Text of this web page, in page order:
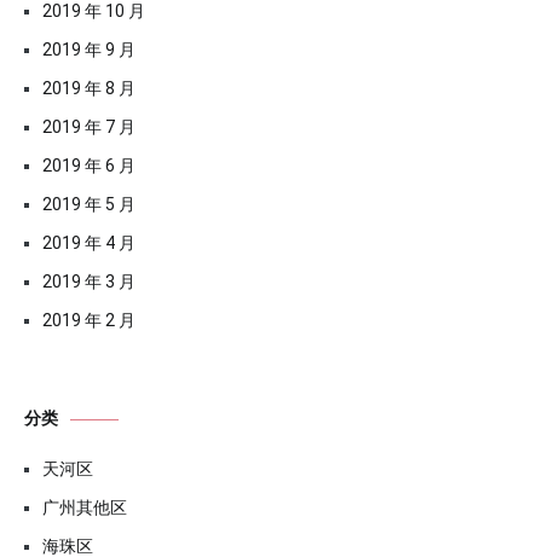
2019 年 10 月
2019 年 9 月
2019 年 8 月
2019 年 7 月
2019 年 6 月
2019 年 5 月
2019 年 4 月
2019 年 3 月
2019 年 2 月
分类
天河区
广州其他区
海珠区